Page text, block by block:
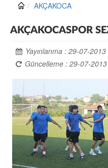
AKÇAKOCA
AKÇAKOCASPOR
Yayınlanma : 29-07-
Güncelleme : 29-07-